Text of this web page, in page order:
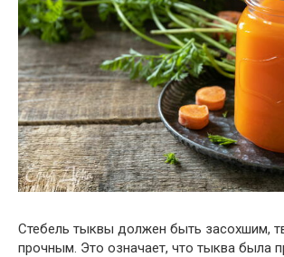
Стебель тыквы должен быть засохшим,
прочным. Это означает, что тыква была